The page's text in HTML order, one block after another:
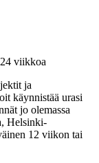
viikkoa
ja
käynnistää urasi
jo olemassa
Helsinki-
12 viikon tai